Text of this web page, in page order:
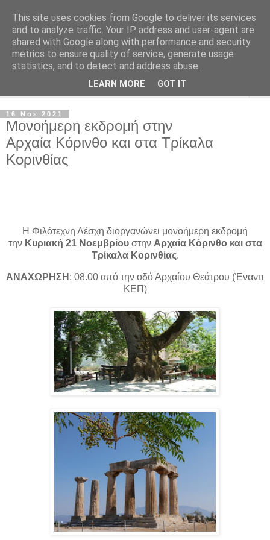
Φιλότεχνη Λέσχη Αχαρνών
Για την τέχνη και τον Πολιτισμό
16 Νοε 2021
Μονοήμερη εκδρομή στην
Αρχαία Κόρινθο και στα Τρίκαλα
Κορινθίας
Η Φιλότεχνη Λέσχη διοργανώνει μονοήμερη εκδρομή
την Κυριακή 21 Νοεμβρίουστην Αρχαία Κόρινθο και στα
Τρίκαλα Κορινθίας.
ΑΝΑΧΩΡΗΣΗ : 08.00 από την οδό Αρχαίου Θεάτρου (Έναντι
ΚΕΠ)
This site uses cookies from Google to deliver its services
and to analyze traffic. Your IP address and user-agent are
shared with Google along with performance and security
metrics to ensure quality of service, generate usage
statistics, and to detect and address abuse.
LEARN MORE GOT IT